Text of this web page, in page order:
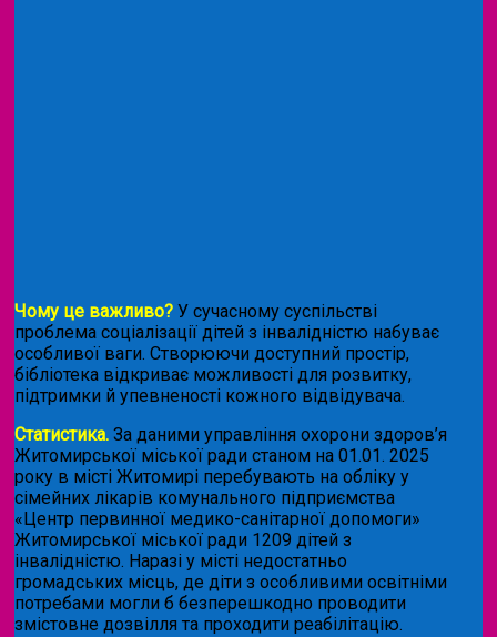
Чому це важливо? У сучасному суспільстві
проблема соціалізації дітей з інвалідністю набуває
особливої ваги. Створюючи доступний простір,
бібліотека відкриває можливості для розвитку,
підтримки й упевненості кожного відвідувача.
Статистика. За даними управління охорони здоров’я
Житомирської міської ради станом на 01.01. 2025
року в місті Житомирі перебувають на обліку у
сімейних лікарів комунального підприємства
«Центр первинної медико-санітарної допомоги»
Житомирської міської ради 1209 дітей з
інвалідністю. Наразі у місті недостатньо
громадських місць, де діти з особливими освітніми
потребами могли б безперешкодно проводити
змістовне дозвілля та проходити реабілітацію.